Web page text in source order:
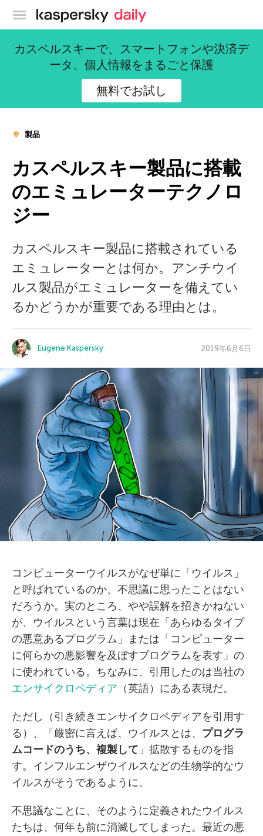
カスペルスキー公式ブログ
カスペルスキーで、スマートフォンや決済デ
ータ、個人情報をまるごと保護
無料でお試し
製品
カスペルスキー製品に搭載
のエミュレーターテクノロ
ジー
カスペルスキー製品に搭載されている
エミュレーターとは何か。アンチウイ
ルス製品がエミュレーターを備えてい
るかどうかが重要である理由とは。
Eugene Kaspersky 2019年6月6日
コンピューターウイルスがなぜ単に「ウイルス」
と呼ばれているのか、不思議に思ったことはない
だろうか。実のところ、やや誤解を招きかねない
が、ウイルスという言葉は現在「あらゆるタイプ
の悪意あるプログラム」または「コンピューター
に何らかの悪影響を及ぼすプログラムを表す」の
に使われている。ちなみに、引用したのは当社の
エンサイクロペディア （英語）にある表現だ。
ただし（引き続きエンサイクロペディアを引用す
る）、「厳密に言えば、ウイルスとは、 プログラ
ムコードのうち、複製して 」拡散するものを指
す。インフルエンザウイルスなどの生物学的なウ
イルスがそうであるように。
不思議なことに、そのように定義されたウイルス
たちは、何年も前に消滅してしまった。最近の悪